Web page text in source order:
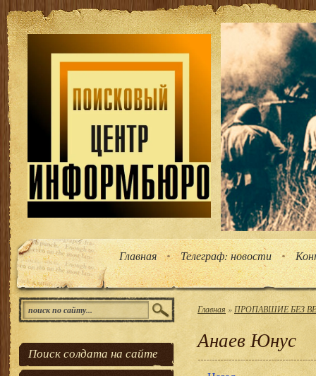
Главная Телеграф: новости
Главная » ПРОПАВШИЕ БЕЗ
Анаев Юнус
Поиск солдата на сайте